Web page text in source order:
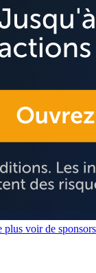
plus voir de sponsors